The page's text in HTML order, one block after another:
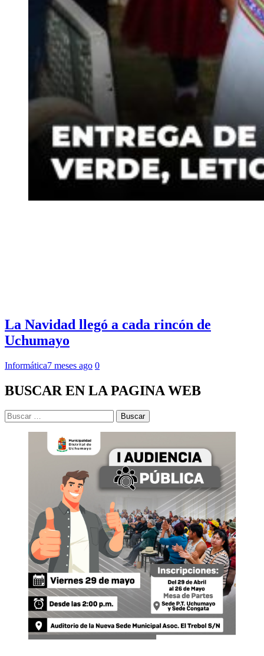
La Navidad llegó a cada rincón de
Uchumayo
Informática7 meses ago 0
BUSCAR EN LA PAGINA WEB
Buscar: